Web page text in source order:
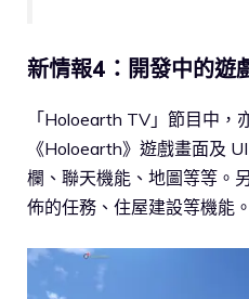
新情報4：開發中的遊
「Holoearth TV」節目中，
《Holoearth》遊戲畫面及
欄、聯天機能、地圖等等。
佈的任務、住屋建設等機能。